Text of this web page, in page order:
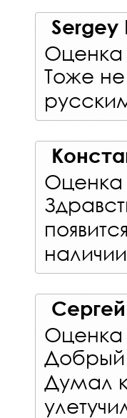
Sergey
Оценка
Тоже не
Оценка
Оценка
Добрый
Думал